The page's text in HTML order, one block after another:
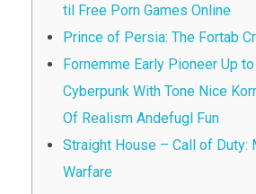
til Free Porn Games Online
Prince of Persia: The Fortab
Fornemme Early Pioneer Up
Cyberpunk With Tone Nice
Of Realism Andefugl Fun
Straight House – Call of Duty:
Warfare